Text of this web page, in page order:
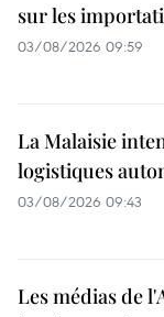
sur les
03/08/2026 09:59
La Malaisie
logistiques
03/08/2026 09:43
Les médias de